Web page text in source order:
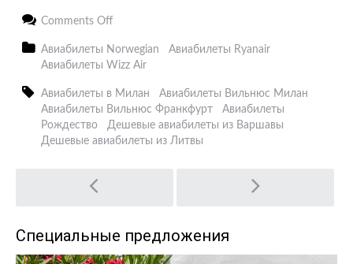
Comments Offon
в
Европе
от
9
Авиабилеты Norwegian
Авиабилеты Ryanair
Авиабилеты Wizz Air
Авиабилеты в Милан
Авиабилеты Вильнюс Милан
Авиабилеты Вильнюс Франкфурт
Авиабилеты
Рождество
Дешевые авиабилеты из Варшавы
Дешевые авиабилеты из Литвы
Post
navigation
Специальные предложения